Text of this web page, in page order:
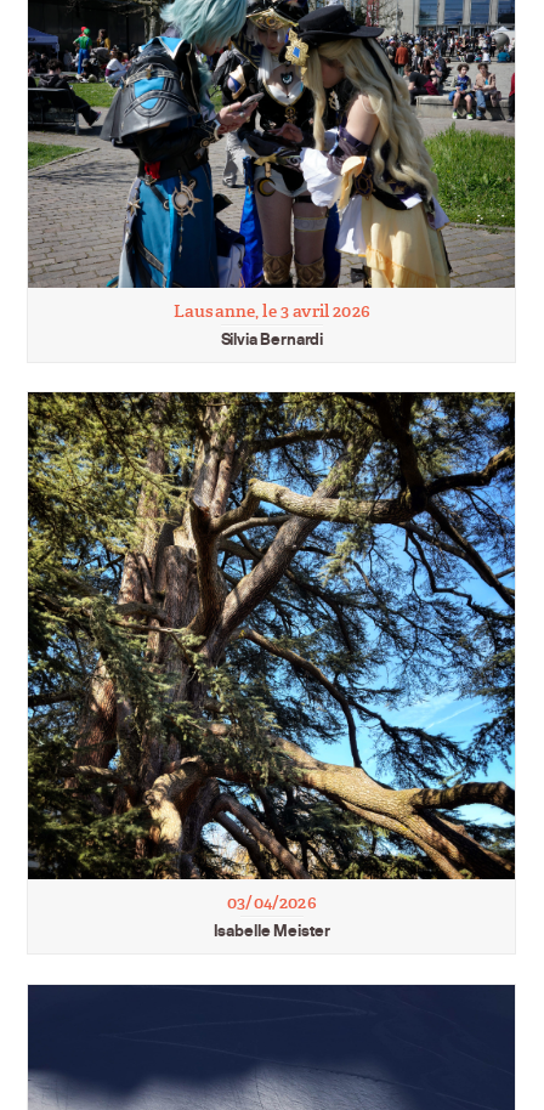
Lausanne, le 3 avril 2026
Silvia Bernardi
03/04/2026
Isabelle Meister